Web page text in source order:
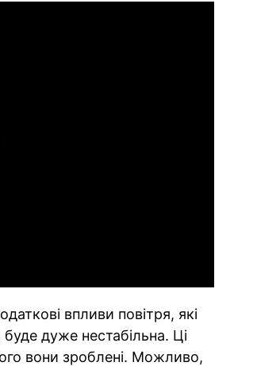
впливи повітря, які
дуже нестабільна. Ці
вони зроблені. Можливо,